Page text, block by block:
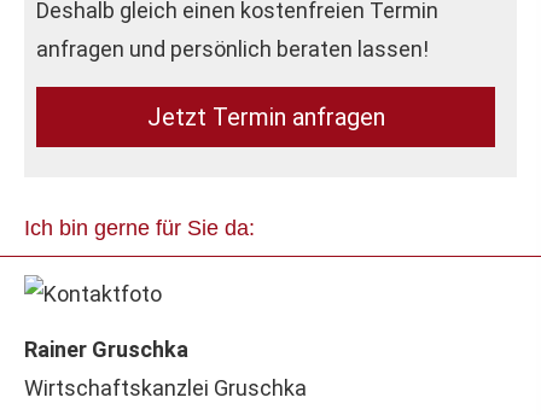
Deshalb gleich einen kostenfreien Termin
anfragen und persönlich beraten lassen!
Jetzt Termin anfragen
Ich bin gerne für Sie da:
Rainer Gruschka
Wirtschaftskanzlei Gruschka